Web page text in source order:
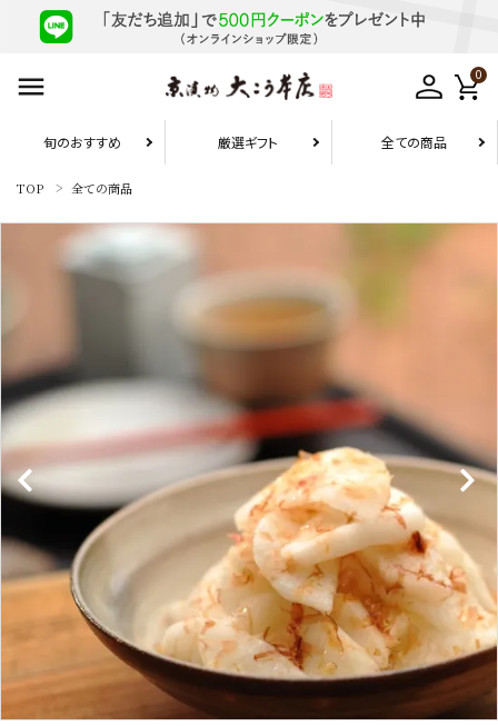
0
旬のおすすめ 厳選ギフト 全ての商品
10,800円（税込）以上の配送で
送料無料
旬のおすすめ
厳選ギフト
お試しセット
カテゴリーから探す
全ての商品
浅漬のお漬物
しば漬などの京つけもの（日持ち商品）
TOP 全ての商品